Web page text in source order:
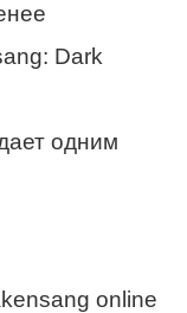
Dark
одним
online